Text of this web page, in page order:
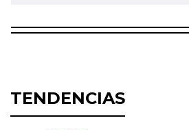
TENDENCIAS